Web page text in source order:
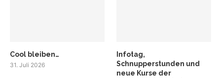
Cool bleiben…
31. Juli 2026
Infotag,
Schnupperstunden und
neue Kurse der